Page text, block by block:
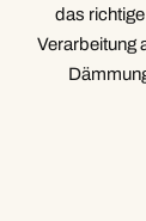
das
Verarbeitung